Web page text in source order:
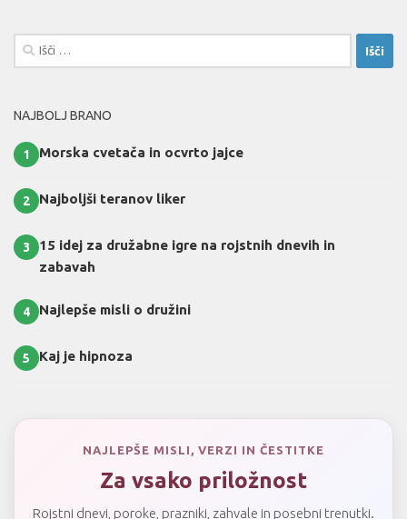
Išči:
NAJBOLJ BRANO
1 Morska cvetača in ocvrto jajce
2 Najboljši teranov liker
3
15 idej za družabne igre na rojstnih dnevih in
zabavah
4 Najlepše misli o družini
5 Kaj je hipnoza
NAJLEPŠE MISLI, VERZI IN ČESTITKE
Za vsako priložnost
Rojstni dnevi, poroke, prazniki, zahvale in posebni trenutki.